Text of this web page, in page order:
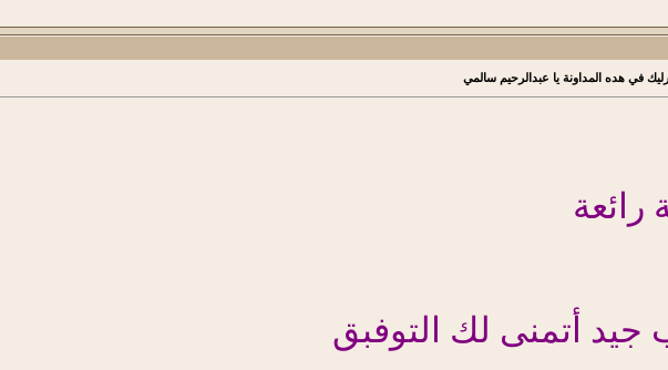
في هده المداونة يا عبدالرحيم سالمي
رائعة
جيد أتمنى لك التوفبق